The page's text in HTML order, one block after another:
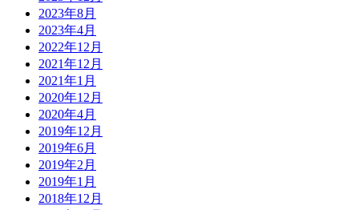
2023年8月
2023年4月
2022年12月
2021年12月
2021年1月
2020年12月
2020年4月
2019年12月
2019年6月
2019年2月
2019年1月
2018年12月